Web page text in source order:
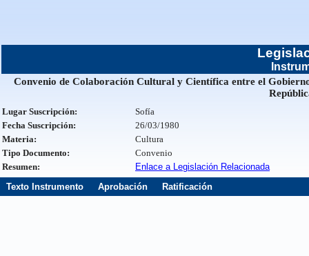
Convenio de Colaboración Cultural y Científica entre el
Lugar Suscripción:
Sofía
Fecha Suscripción:
26/03/1980
Materia:
Cultura
Tipo Documento:
Convenio
Resumen:
Enlace a Legislación Relacionada
Texto Instrumento
Aprobación Ratificación